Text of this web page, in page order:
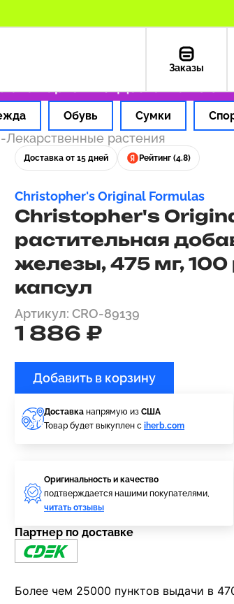
Заказы
картой РФ Доставка из США
Обувь Сумки
-Лекарственные растения
Доставка от 15 дней Рейтинг (4.8)
Christopher's Original Formulas
Christopher's
растительная
железы, 475 мг,
капсул
Артикул: CRO-89139
1 886 ₽
Добавить в корзину
Доставка напрямую из США
Товар будет выкуплен с iherb.com
Оригинальность и качество
подтверждается нашими покупателями,
читать отзывы
Партнер по доставке
Более чем 25000 пунктов выдачи в